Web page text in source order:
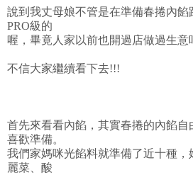
說到我丈母娘不管是在準備春捲內餡
PRO級的
喔，畢竟人家以前也開過店做過生意
不信大家繼續看下去!!!
首先來看看內餡，其實春捲的內餡自
喜歡準備。
我們家媽咪光餡料就準備了近十種，
麗菜、酸